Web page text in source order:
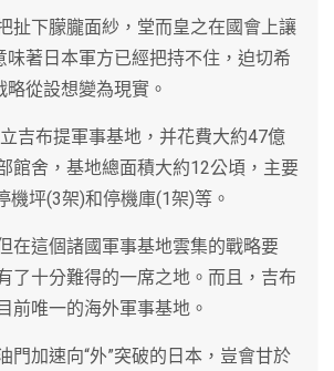
扯下朦朧面紗，堂而皇之在國會上讓
味著日本軍方已經把持不住，迫切希
略從設想變為現實。
吉布提軍事基地，并花費大約47億
館舍，基地總面積大約12公頃，主要
機坪(3架)和停機庫(1架)等。
在這個諸國軍事基地雲集的戰略要
了十分難得的一席之地。而且，吉布
前唯一的海外軍事基地。
門加速向“外”突破的日本，豈會甘於